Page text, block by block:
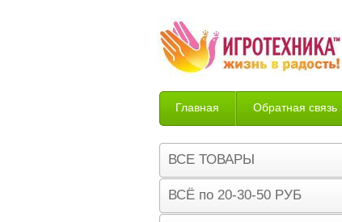
Главная Обратная связь
Возврат
ВСЕ ТОВАРЫ
ВСЁ по 20-30-50 РУБ